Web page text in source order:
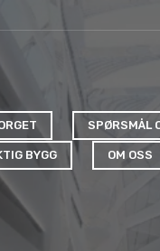
SPØRSMÅL
BYGG OM OSS